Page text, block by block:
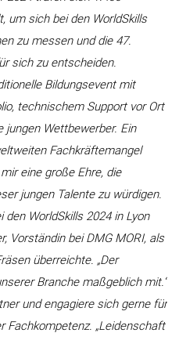
um sich bei den WorldSkills
zu messen und die 47.
sich zu entscheiden.
Bildungsevent mit
technischem Support vor Ort
jungen Wettbewerber. Ein
Fachkräftemangel
eine große Ehre, die
jungen Talente zu würdigen.
WorldSkills 2024 in Lyon
Vorständin bei DMG MORI, als
überreichte. „Der
Branche maßgeblich mit.“
und engagiere sich gerne für
Fachkompetenz. „Leidenschaft